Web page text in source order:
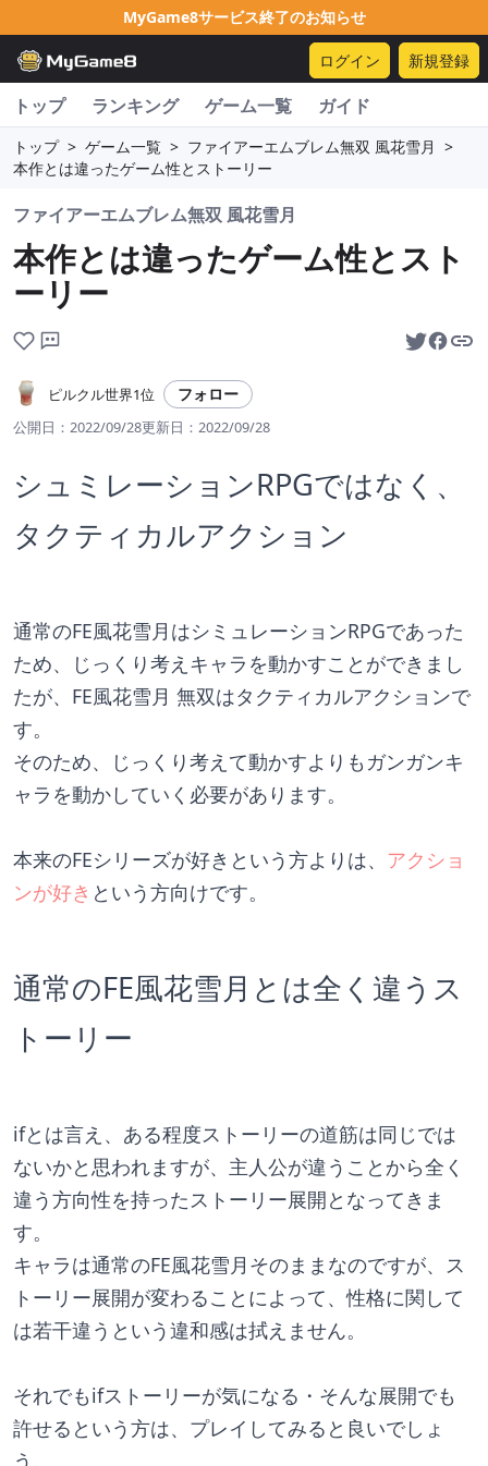
MyGame8サービス終了のお知らせ
ログイン 新規登録
トップ ランキング ゲーム一覧 ガイド
トップ > ゲーム一覧 > ファイアーエムブレム無双 風花雪月 >
本作とは違ったゲーム性とストーリー
ファイアーエムブレム無双 風花雪月
本作とは違ったゲーム性とスト
ーリー
ピルクル世界1位 フォロー
公開日： 2022/09/28更新日： 2022/09/28
シュミレーションRPGではなく、
タクティカルアクション
通常のFE風花雪月はシミュレーションRPGであった
ため、じっくり考えキャラを動かすことができまし
たが、FE風花雪月 無双はタクティカルアクションで
す。
そのため、じっくり考えて動かすよりもガンガンキ
ャラを動かしていく必要があります。
本来のFEシリーズが好きという方よりは、 アクショ
ンが好き という方向けです。
通常のFE風花雪月とは全く違うス
トーリー
ifとは言え、ある程度ストーリーの道筋は同じでは
ないかと思われますが、主人公が違うことから全く
違う方向性を持ったストーリー展開となってきま
す。
キャラは通常のFE風花雪月そのままなのですが、ス
トーリー展開が変わることによって、性格に関して
は若干違うという違和感は拭えません。
それでもifストーリーが気になる・そんな展開でも
許せるという方は、プレイしてみると良いでしょ
う。